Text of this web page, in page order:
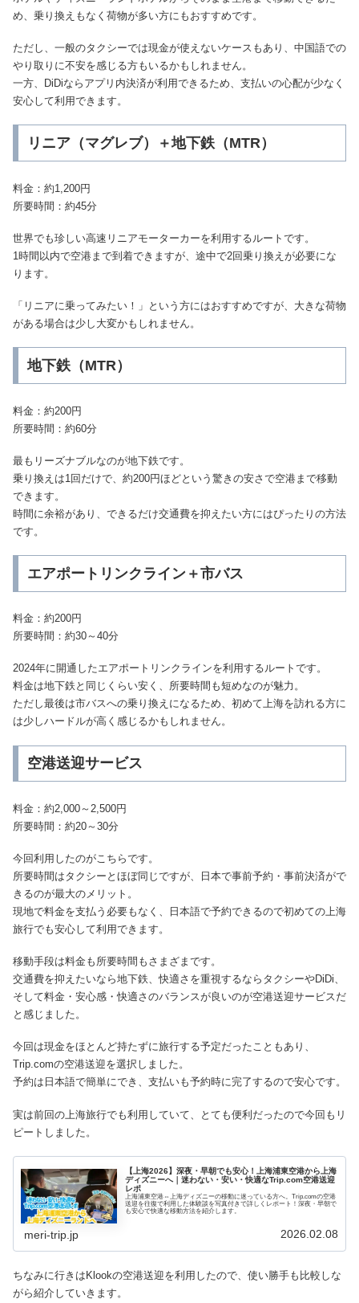
め、乗り換えもなく荷物が多い方にもおすすめです。
ただし、一般のタクシーでは現金が使えないケースもあり、中国語での
やり取りに不安を感じる方もいるかもしれません。
一方、DiDiならアプリ内決済が利用できるため、支払いの心配が少なく
安心して利用できます。
リニア（マグレブ）＋地下鉄（MTR）
料金：約1,200円
所要時間：約45分
世界でも珍しい高速リニアモーターカーを利用するルートです。
1時間以内で空港まで到着できますが、途中で2回乗り換えが必要にな
ります。
「リニアに乗ってみたい！」という方にはおすすめですが、大きな荷物
がある場合は少し大変かもしれません。
地下鉄（MTR）
料金：約200円
所要時間：約60分
最もリーズナブルなのが地下鉄です。
乗り換えは1回だけで、約200円ほどという驚きの安さで空港まで移動
できます。
時間に余裕があり、できるだけ交通費を抑えたい方にはぴったりの方法
です。
エアポートリンクライン＋市バス
料金：約200円
所要時間：約30～40分
2024年に開通したエアポートリンクラインを利用するルートです。
料金は地下鉄と同じくらい安く、所要時間も短めなのが魅力。
ただし最後は市バスへの乗り換えになるため、初めて上海を訪れる方に
は少しハードルが高く感じるかもしれません。
空港送迎サービス
料金：約2,000～2,500円
所要時間：約20～30分
今回利用したのがこちらです。
所要時間はタクシーとほぼ同じですが、日本で事前予約・事前決済がで
きるのが最大のメリット。
現地で料金を支払う必要もなく、日本語で予約できるので初めての上海
旅行でも安心して利用できます。
移動手段は料金も所要時間もさまざまです。
交通費を抑えたいなら地下鉄、快適さを重視するならタクシーやDiDi、
そして料金・安心感・快適さのバランスが良いのが空港送迎サービスだ
と感じました。
今回は現金をほとんど持たずに旅行する予定だったこともあり、
Trip.comの空港送迎を選択しました。
予約は日本語で簡単にでき、支払いも予約時に完了するので安心です。
実は前回の上海旅行でも利用していて、とても便利だったので今回もリ
ピートしました。
【上海2026】深夜・早朝でも安心！上海浦東空港から上海
ディズニーへ｜迷わない・安い・快適なTrip.com空港送迎
レポ
上海浦東空港⇔上海ディズニーの移動に迷っている方へ。Trip.comの空港
送迎を往復で利用した体験談を写真付きで詳しくレポート！深夜・早朝で
も安心で快適な移動方法を紹介します。
meri-trip.jp 2026.02.08
ちなみに行きはKlookの空港送迎を利用したので、使い勝手も比較しな
がら紹介していきます。